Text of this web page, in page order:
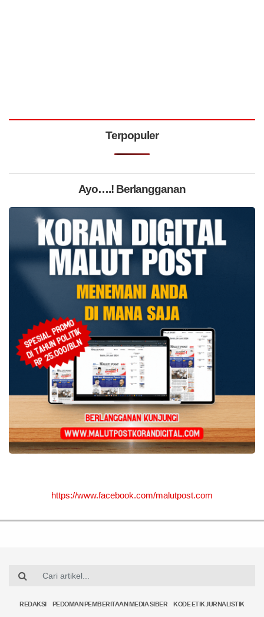
Terpopuler
Ayo….! Berlangganan
https://www.facebook.com/malutpost.com
REDAKSI PEDOMAN PEMBERITAAN MEDIA SIBER KODE ETIK JURNALISTIK